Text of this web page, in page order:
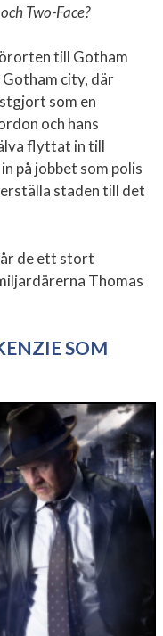
Two-Face?
till Gotham
city, där
som en
och hans
flyttat in till
på jobbet som polis
staden till det
de ett stort
Thomas
SOM